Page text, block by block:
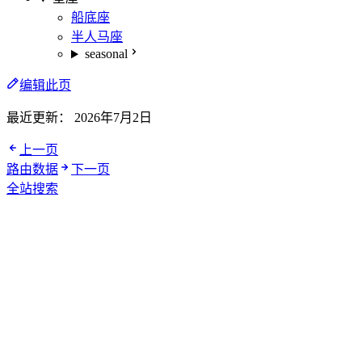
船底座
半人马座
seasonal
编辑此页
最近更新： 2026年7月2日
上一页
路由数据
下一页
全站搜索